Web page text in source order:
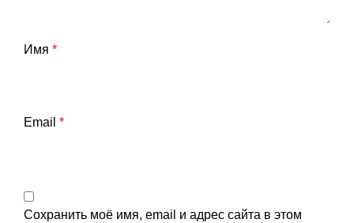
Имя *
Email *
Сохранить моё имя, email и адрес сайта в этом